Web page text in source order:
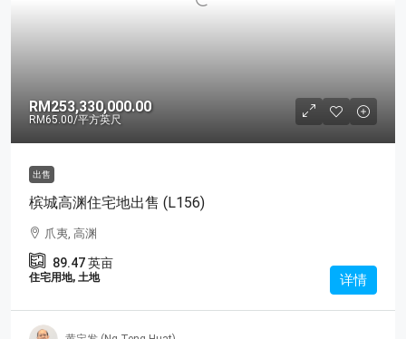
RM253,330,000.00
RM65.00/平方英尺
出售
槟城高渊住宅地出售 (L156)
爪夷, 高渊
89.47英亩
住宅用地, 土地 详情